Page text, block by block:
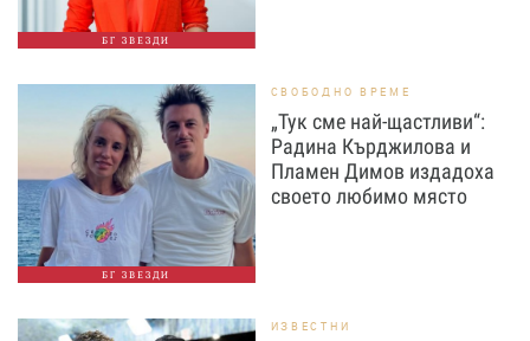
БГ ЗВЕЗДИ
БГ ЗВЕЗДИ
СВОБОДНО ВРЕМЕ
„Тук сме най-щастливи“:
Радина Кърджилова и
Пламен Димов издадоха
своето любимо място
ИЗВЕСТНИ